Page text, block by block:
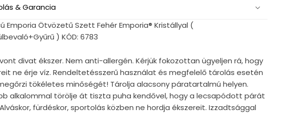
& Garancia
Emporia Ötvözetű Szett Fehér Emporia® Kristállyal (
) KÓD: 6783
divat ékszer. Nem anti-allergén. Kérjük fokozottan ügyeljen rá, hogy
ne érje víz. Rendeltetésszerű használat és megfelelő tárolás esetén
tökéletes minőségét! Tárolja alacsony páratartalmú helyen.
alkalommal törölje át tiszta puha kendővel, hogy a lecsapódott párát
fürdéskor, sportolás közben ne hordja ékszereit. Izzadtsággal